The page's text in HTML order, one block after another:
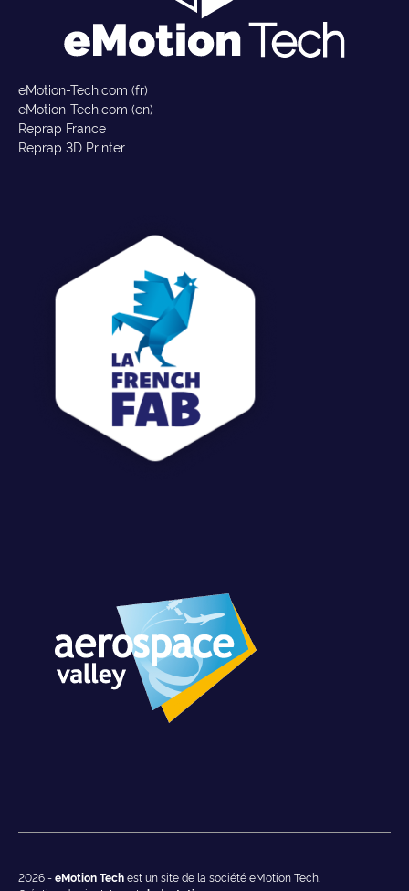
eMotion-Tech.com (fr)
eMotion-Tech.com (en)
Reprap France
Reprap 3D Printer
2026 -eMotion Techest un site de la société eMotion Tech.